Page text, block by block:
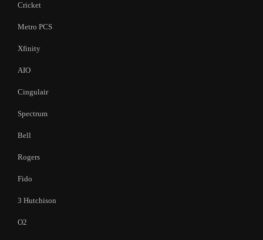
Cricket
Metro PCS
Xfinity
AIO
Cingulair
Spectrum
Bell
Rogers
Fido
3 Hutchison
O2